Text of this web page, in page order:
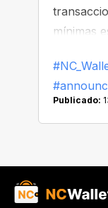
mínimas
Publicado: